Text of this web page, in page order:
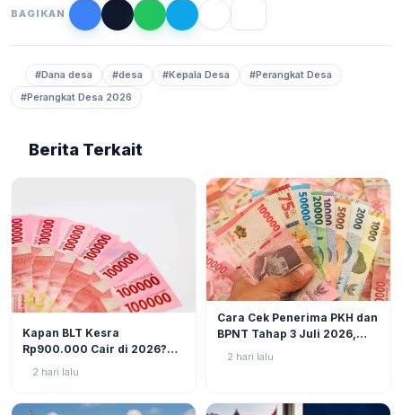
BAGIKAN
#Dana desa #desa #Kepala Desa
#Perangkat Desa
#Perangkat Desa 2026
Berita Terkait
Kapan BLT Kesra
Rp900.000 Cair di 2026?
2 hari lalu
Cara Cek Penerima PKH dan
BPNT Tahap 3 Juli 2026,
2 hari lalu